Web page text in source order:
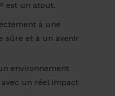
est un atout.
à une
sûre et à un avenir
environnement
un réel impact